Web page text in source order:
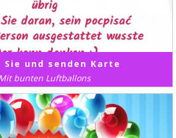
Sie und senden Karte
bunten Luftballons